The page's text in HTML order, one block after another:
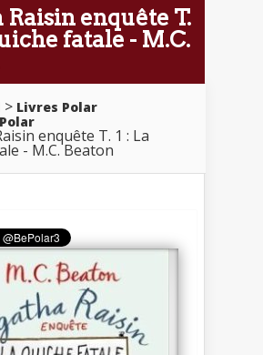
Raisin enquête T.
fatale - M.C.
Livres Polar
enquête T. 1 : La
- M.C. Beaton